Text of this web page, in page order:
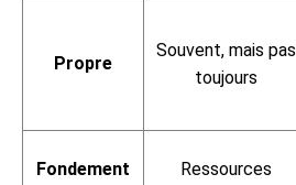
Propre
Souvent, mais pas
toujours
Fondement
Ressources